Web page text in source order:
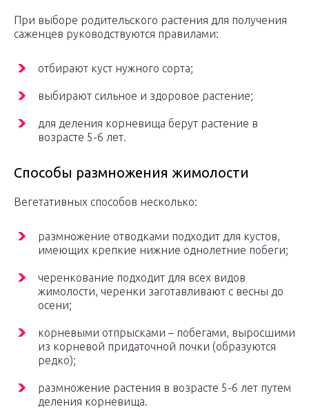
При выборе родительского растения для получения
саженцев руководствуются правилами:
отбирают куст нужного сорта;
выбирают сильное и здоровое растение;
для деления корневища берут растение в
возрасте 5-6 лет.
Способы размножения жимолости
Вегетативных способов несколько:
размножение отводками подходит для кустов,
имеющих крепкие нижние однолетние побеги;
черенкование подходит для всех видов
жимолости, черенки заготавливают с весны до
осени;
корневыми отпрысками – побегами, выросшими
из корневой придаточной почки (образуются
редко);
размножение растения в возрасте 5-6 лет путем
деления корневища.